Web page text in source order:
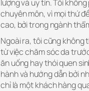
lượng và uy tín. Tôi
chuyên môn, vì mọi thứ
cao, bởi trong ngành
Ngoài ra, tôi cũng không
từ việc chăm sóc da
ăn uống hay thói quen
hành và hướng dẫn bởi
chỉ là một khách hàng